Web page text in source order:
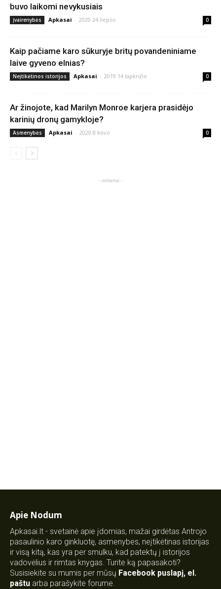
buvo laikomi nevykusiais
Įvairenybės Apkasai - 2020 24 liepos 0
Kaip pačiame karo sūkuryje britų povandeniniame
laive gyveno elnias?
Neįtikėtinos istorijos Apkasai - 2019 14 lapkričio 0
Ar žinojote, kad Marilyn Monroe karjera prasidėjo
karinių dronų gamykloje?
Asmenybės Apkasai - 2020 8 kovo 0
- reklama -
Apie Nodum
Apkasai.lt - svetainė apie įdomias, mažai girdėtas Antrojo
pasaulinio karo ginkluotę, asmenybes, neįtikėtinas istorijas
ir visą kitą, kas yra per smulku, kad patektų į istorijos
vadovėlius ir rimtas knygas. Turite ką papasakoti?
Susisiekite su mumis per mūsų Facebook puslapį, el.
paštu arba parašykite forume.